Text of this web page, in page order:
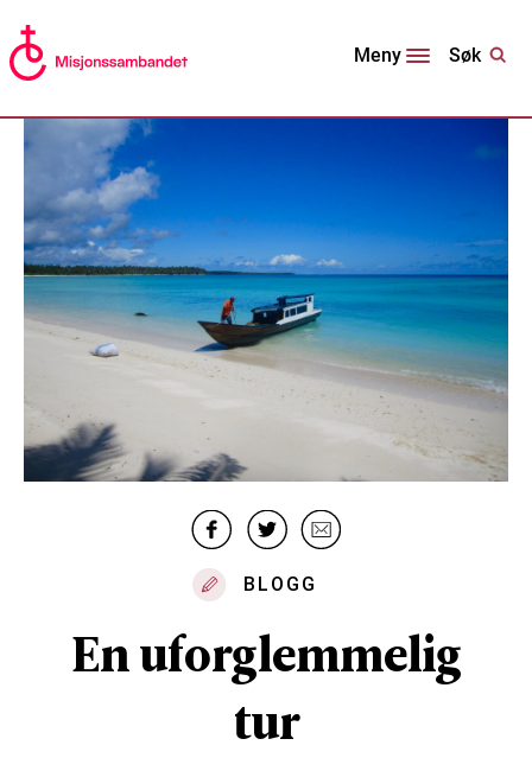
Meny Søk
BLOGG
En uforglemmelig
tur